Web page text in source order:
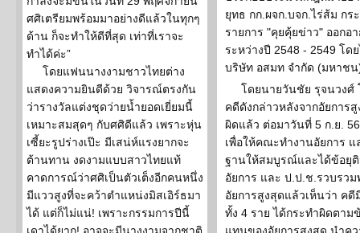
ศศิเตรียมพร้อมมาอย่างดีแล้วในทุกๆ
ด้าน ก็จะทำให้ดีที่สุด เท่าที่เราจะ
ทำได้ค่ะ”
โดยแฟนนางงามชาวไทยต่าง
แสดงความยินดีด้วย วิจารณ์ตรงกัน
ว่ารางวัลแต่งชุดว่ายน้ำยอดเยี่ยมนี้
เหมาะสมสุดๆ กับศศิดีแล้ว เพราะหุ่น
เซี้ยะรูปร่างเป๊ะ มีเสน่ห์แรงยากจะ
ต้านทาน งดงามแบบสาวไทยแท้
คาดการณ์ว่าศศิเป็นตัวเต็งอีกคนหนึ่ง
มีแววสูงที่จะคว้าตำแหน่งมิสเอิร์ธมา
ได้ แต่ก็ไม่แน่! เพราะกรรมการปีนี้
ยุทธ กก.ผจก.บจก.ไร่ส้ม ก
รายการ "คุยคุ้ยข่าว" ออก
ระหว่างปี 2548 - 2549 โด
บริษัท อสมท จำกัด (มหาช
โดยนายวันชัย รุจนวงศ์
คดีดังกล่าวหลังจากอัยกา
ผิดแล้ว ต่อมาวันที่ 5 ก.ย.
เพื่อให้คณะทำงานอัยการ
ฐานให้สมบูรณ์และได้ข้อยุ
อัยการ และ ป.ป.ช.รวบรว
อัยการสูงสุดแล้วเห็นว่า ค
ทั้ง 4 ราย ได้กระทำผิดตา